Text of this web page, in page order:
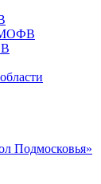
МОФВ
Подмосковья»